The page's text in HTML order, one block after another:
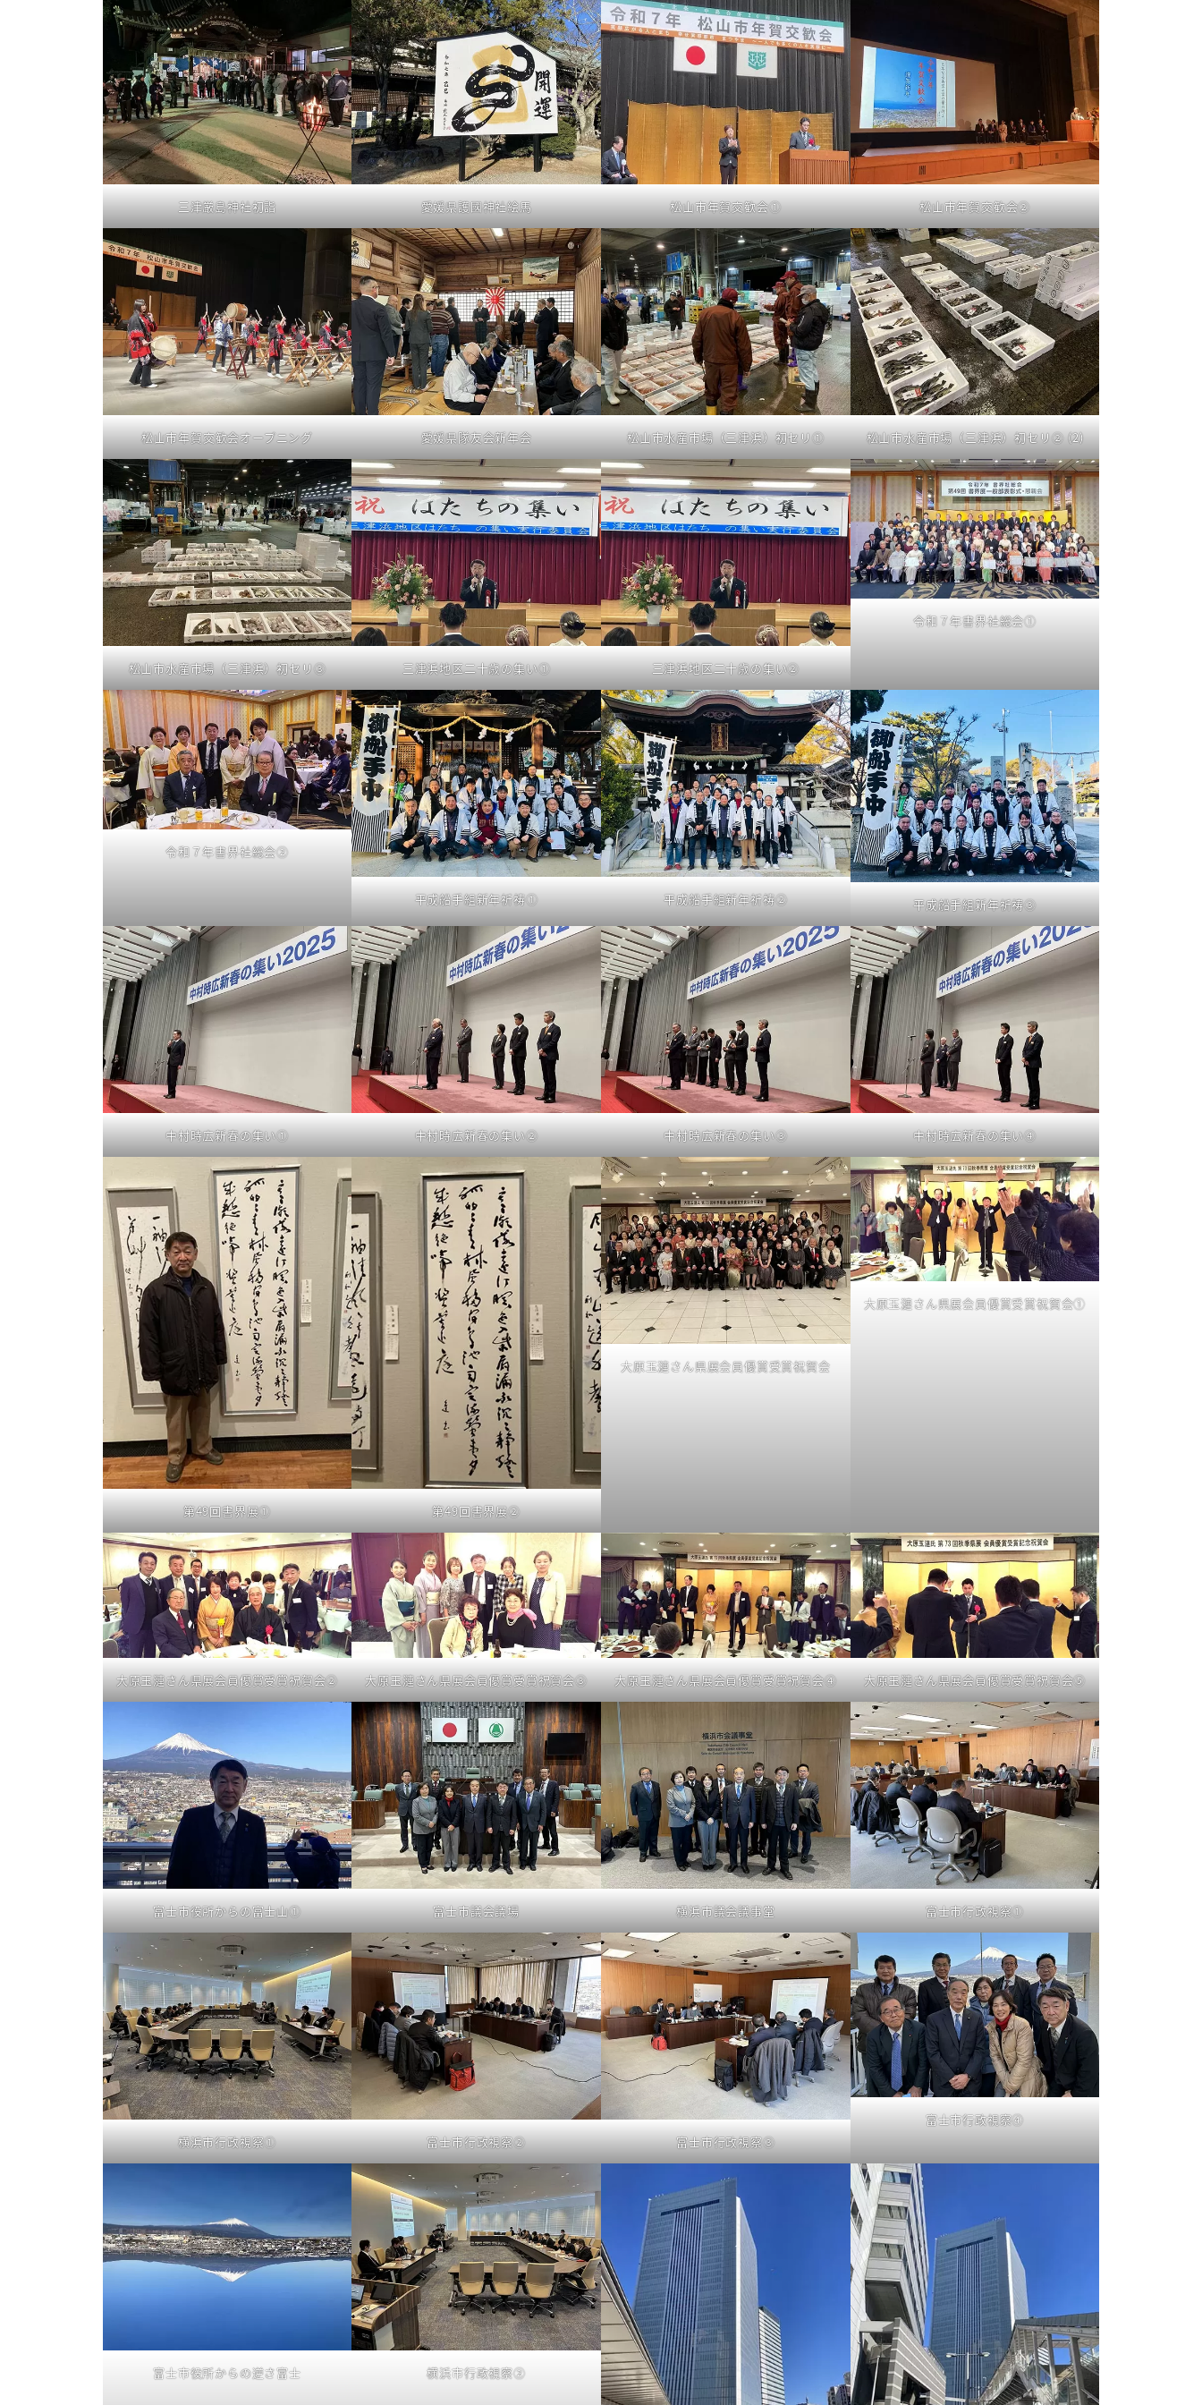
三津厳島神社初詣 愛媛県護國神社絵馬 松山市年賀交歓会① 松山市年賀交歓会②
松山市年賀交歓会オープニング 愛媛県隊友会新年会 松山市水産市場（三津浜）初セリ① 松山市水産市場（三津浜）初セリ② (2)
松山市水産市場（三津浜）初セリ③ 三津浜地区二十歳の集い① 三津浜地区二十歳の集い②
令和７年書界社総会①
令和７年書界社総会②
平成船手組新年祈祷① 平成船手組新年祈祷② 平成船手組新年祈祷③
中村時広新春の集い① 中村時広新春の集い② 中村時広新春の集い③ 中村時広新春の集い④
第49回書界展① 第49回書界展②
大原玉漣さん県展会員優賞受賞祝賀会
大原玉漣さん県展会員優賞受賞祝賀会①
大原玉漣さん県展会員優賞受賞祝賀会② 大原玉漣さん県展会員優賞受賞祝賀会③ 大原玉漣さん県展会員優賞受賞祝賀会④ 大原玉漣さん県展会員優賞受賞祝賀会⑤
富士市役所からの富士山① 富士市議会議場 横浜市議会議事堂 富士市行政視察①
横浜市行政視察① 富士市行政視察② 富士市行政視察③
富士市行政視察④
富士市役所からの逆さ富士 横浜市行政視察②